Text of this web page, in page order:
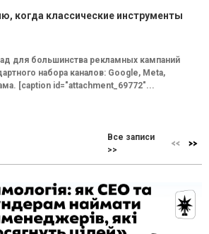
когда классические инструменты
для большинства рекламных кампаний
набора каналов: Google, Meta,
[caption id="attachment_69772"...
Все записи
>>